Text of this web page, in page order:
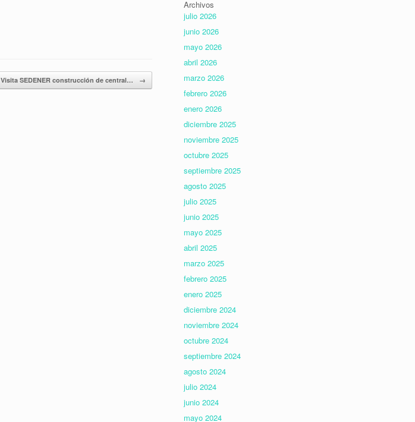
Visita SEDENER construcción de central… →
Archivos
julio 2026
junio 2026
mayo 2026
abril 2026
marzo 2026
febrero 2026
enero 2026
diciembre 2025
noviembre 2025
octubre 2025
septiembre 2025
agosto 2025
julio 2025
junio 2025
mayo 2025
abril 2025
marzo 2025
febrero 2025
enero 2025
diciembre 2024
noviembre 2024
octubre 2024
septiembre 2024
agosto 2024
julio 2024
junio 2024
mayo 2024